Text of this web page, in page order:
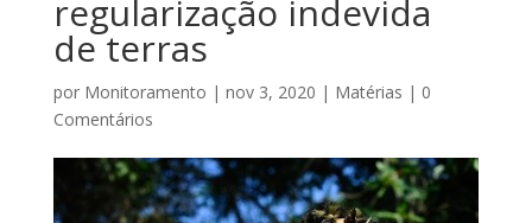
regularização indevida
de terras
por Monitoramento | nov 3, 2020 | Matérias | 0
Comentários